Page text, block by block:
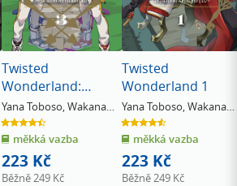
Twisted
Wonderland:
Příběh z
Heartslabyulu 3
Yana Toboso,Wakana
Hazuki
4.5
z
5
hvězdiček
měkká vazba
223 Kč
Běžně249 Kč
Twisted
Wonderland 1
Yana Toboso,Wakana
Hazuki
4.6
z
5
hvězdiček
měkká vazba
223 Kč
Běžně249 Kč